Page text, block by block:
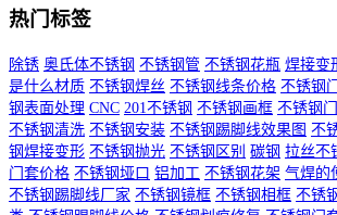
热门标签
除锈 奥氏体不锈钢 不锈钢管 不锈钢花瓶 焊接变
是什么材质 不锈钢焊丝 不锈钢线条价格 不锈钢
钢表面处理 CNC 201不锈钢 不锈钢画框 不锈钢
不锈钢清洗 不锈钢安装 不锈钢踢脚线效果图 不
钢焊接变形 不锈钢抛光 不锈钢区别 碳钢 拉丝不
门套价格 不锈钢垭口 铝加工 不锈钢花架 气焊的
不锈钢踢脚线厂家 不锈钢镜框 不锈钢相框 不锈